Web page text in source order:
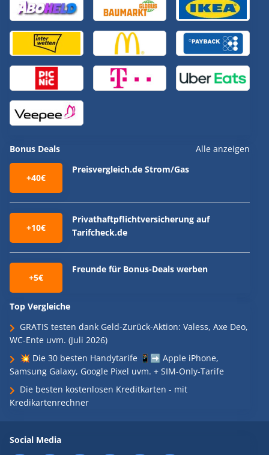
Bonus Deals Alle anzeigen
+40€
Preisvergleich.de Strom/Gas
+10€
Privathaftpflichtversicherung auf
Tarifcheck.de
+5€
Freunde für Bonus-Deals werben
Top Vergleiche
GRATIS testen dank Geld-Zurück-Aktion: Valess, Axe Deo,
WC-Ente uvm. (Juli 2026)
💥 Die 30 besten Handytarife 📱➡️ Apple iPhone,
Samsung Galaxy, Google Pixel uvm. + SIM-Only-Tarife
Die besten kostenlosen Kreditkarten - mit
Kredikartenrechner
Social Media